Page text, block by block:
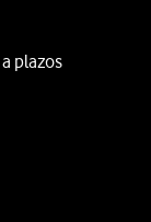
plazos